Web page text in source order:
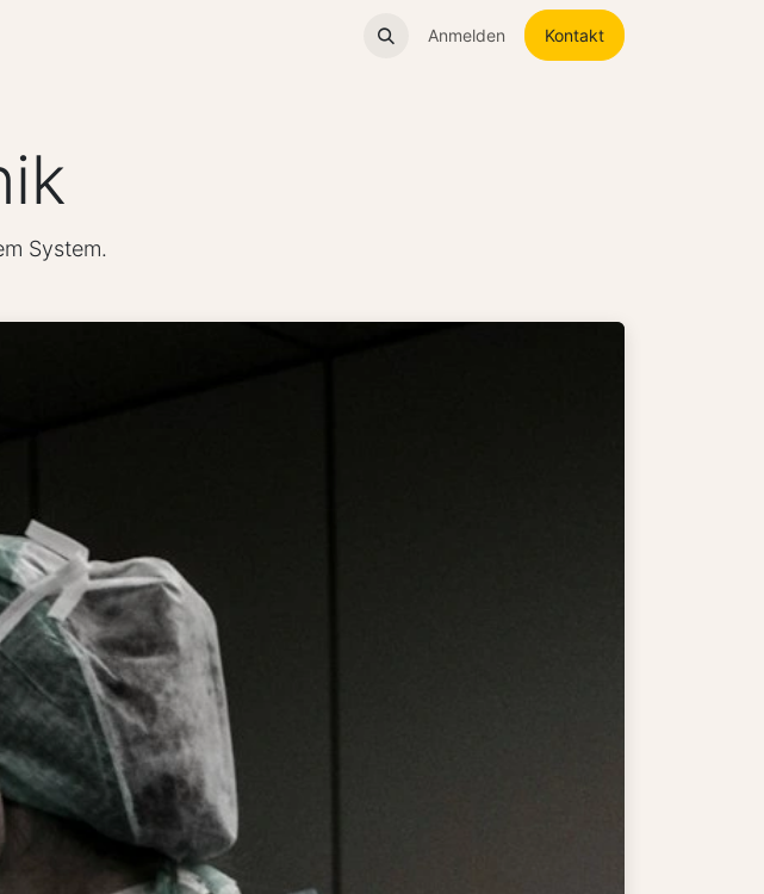
Anmelden Kontakt
System.